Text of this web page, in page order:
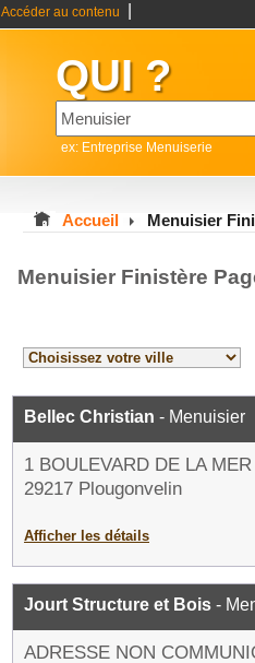
Accéder au contenu
QUI ?
ex: Entreprise Menuiserie
Accueil Menuisier
Menuisier Finistère
Bellec Christian - Menuisier
1 BOULEVARD DE LA MER
29217 Plougonvelin
Afficher les détails
Jourt Structure et Bois -
ADRESSE NON